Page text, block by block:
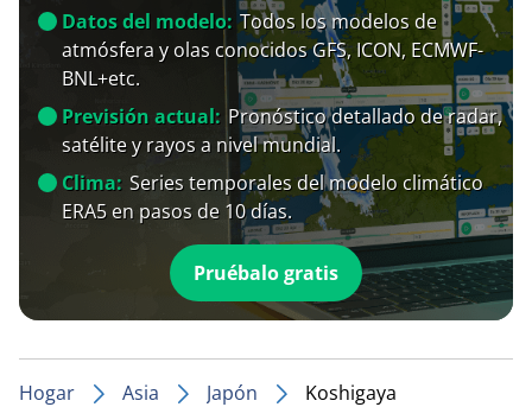
Datos del modelo: Todos los modelos de
atmósfera y olas conocidos GFS, ICON, ECMWF-
BNL+etc.
Previsión actual: Pronóstico detallado de radar,
satélite y rayos a nivel mundial.
Clima: Series temporales del modelo climático
ERA5 en pasos de 10 días.
Pruébalo gratis
Hogar Asia Japón Koshigaya